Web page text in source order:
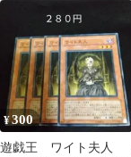
セット ラムカン
¥300
遊戯王 ワイト夫人